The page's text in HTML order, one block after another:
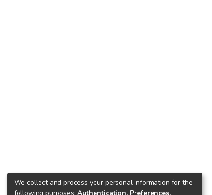
We collect and process your personal information for the
following purposes: Authentication, Preferences,